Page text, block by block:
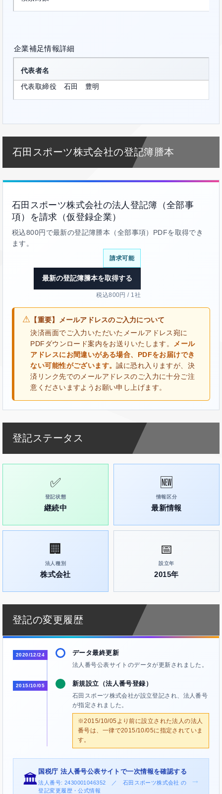
企業補足情報詳細
代表者名
代表取締役 石田 豊明
石田スポーツ株式会社の登記簿謄本
石田スポーツ株式会社の法人登記簿（全部事
項）を請求（仮登録企業）
税込800円で最新の登記簿謄本（全部事項）PDFを取得でき
ます。
請求可能
最新の登記簿謄本を取得する
税込800円 / 1社
⚠ 【重要】メールアドレスのご入力について
決済画面でご入力いただいたメールアドレス宛に
PDFダウンロード案内をお送りいたします。
メール
アドレスにお間違いがある場合、PDFをお届けでき
ない可能性がございます。誠に恐れ入りますが、決
済リンク先でのメールアドレスのご入力に十分ご注
意くださいますようお願い申し上げます。
登記ステータス
✅
登記状態
継続中
🆕
情報区分
最新情報
🏢
法人種別
株式会社
📅
設立年
2015年
登記の変更履歴
2020/12/24 データ最終更新
法人番号公表サイトのデータが更新されました。
2015/10/05 新規設立（法人番号登録）
石田スポーツ株式会社が設立登記され、法人番号
が指定されました。
※2015/10/05より前に設立された法人の法人
番号は、一律で2015/10/05に指定されていま
す。
🏛️
国税庁 法人番号公表サイトで一次情報を確認する
法人番号: 2430001046352 ／ 石田スポーツ株式会社 の
登記変更履歴・公式情報
→